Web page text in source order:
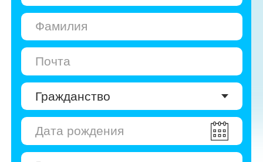
Даю согласие наобработку персональных